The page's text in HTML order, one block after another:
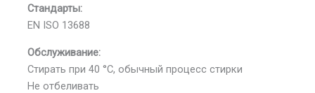
Стандарты:
EN ISO 13688
Обслуживание:
Стирать при 40 °C, обычный процесс стирки
Не отбеливать